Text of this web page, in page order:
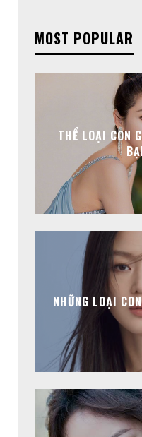
MOST POPULAR
THỂ LOẠI CON
NHỮNG LOẠI